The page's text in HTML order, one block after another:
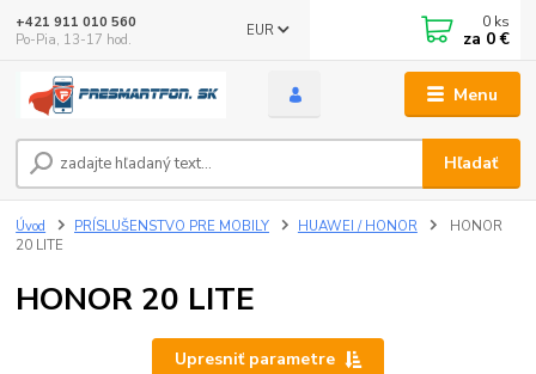
Menu
EUR
Hľadať
+421 911 010 560
Po-Pia, 13-17 hod.
0 ks
za 0 €
Úvod PRÍSLUŠENSTVO PRE MOBILY HUAWEI / HONOR
HONOR
20 LITE
HONOR 20 LITE
Upresniť parametre